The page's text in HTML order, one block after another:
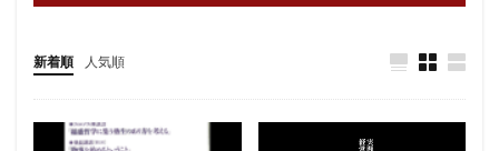
新着順 人気順